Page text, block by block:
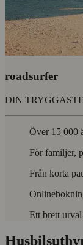
roadsurfer
DIN
Över 15 000
För familjer,
Från korta
Ett brett